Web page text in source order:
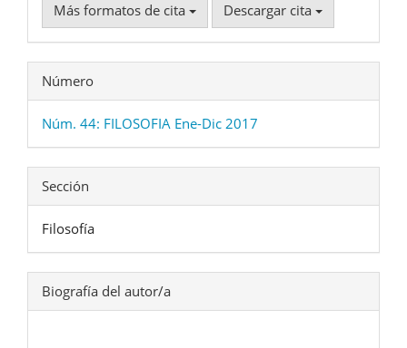
Más formatos de cita Descargar cita
Número
Núm. 44: FILOSOFIA Ene-Dic 2017
Sección
Filosofía
Biografía del autor/a